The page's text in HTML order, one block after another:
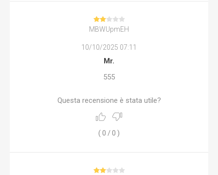
MBWUpmEH
10/10/2025 07:11
Mr.
555
Questa recensione è stata utile?
(0 /0 )